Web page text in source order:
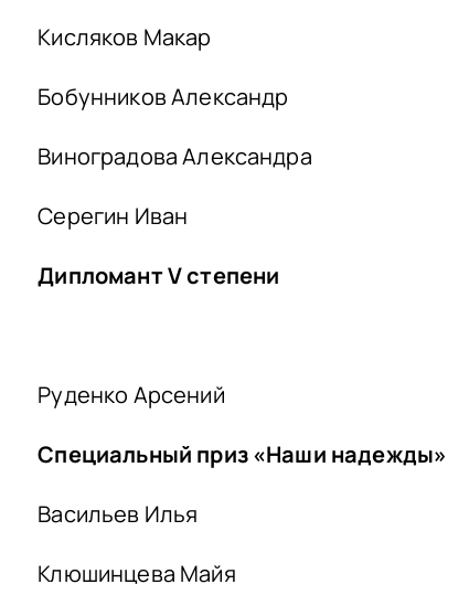
Кисляков Макар
Бобунников Александр
Виноградова Александра
Серегин Иван
ДипломантVстепени
Руденко Арсений
Специальный приз «Наши надежды»
Васильев Илья
Клюшинцева Майя